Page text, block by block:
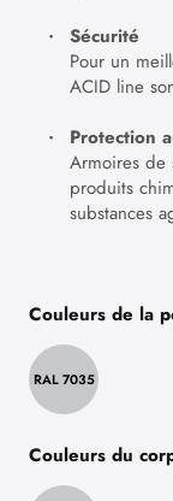
Sécurité
Pour un
ACID line
Protection
Armoires de
produits
substances
Couleurs de la
RAL 7035
Couleurs du